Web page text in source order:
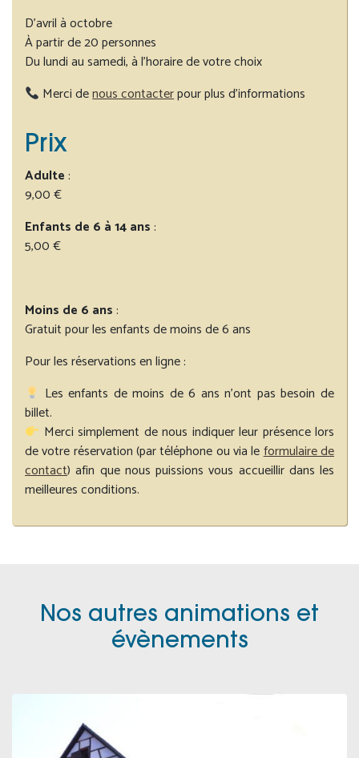
D’avril à octobre
À partir de 20 personnes
Du lundi au samedi, à l’horaire de votre choix
Merci denous contacterpour plus d’informations
Prix
Adulte:
9,00 €
Enfants de 6 à 14 ans:
5,00 €
Moins de 6 ans:
Gratuit pour les enfants de moins de 6 ans
Pour les réservations en ligne :
Les enfants de moins de 6 ans n’ont pas besoin de
billet.
Merci simplement de nous indiquer leur présence lors
de votre réservation (par téléphone ou via leformulaire de
contact) afin que nous puissions vous accueillir dans les
meilleures conditions.
Nos autres animations et
évènements